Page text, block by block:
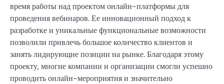
время работы над проектом онлайн-платформы для
проведения вебинаров. Ее инновационный подход к
разработке и уникальные функциональные возможности
позволили привлечь большое количество клиентов и
занять лидирующие позиции на рынке. Благодаря этому
проекту, многие компании и организации смогли успешно
проводить онлайн-мероприятия и значительно